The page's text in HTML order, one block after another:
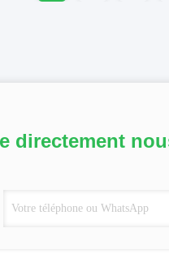
directement